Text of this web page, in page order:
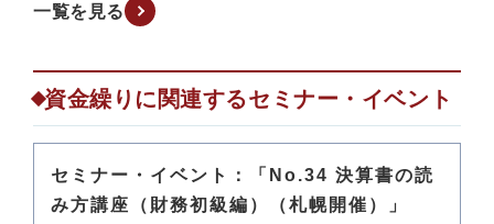
一覧を見る
資金繰りに関連するセミナー・イベント
セミナー・イベント：「No.34 決算書の読
み方講座（財務初級編）（札幌開催）」